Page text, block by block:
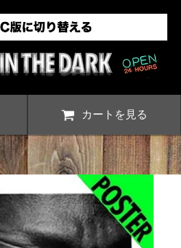
カートを見る